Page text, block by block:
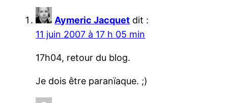
Aymeric Jacquet dit :
11 juin 2007 à 17 h 05 min
17h04, retour du blog.
Je dois être paranïaque. ;)